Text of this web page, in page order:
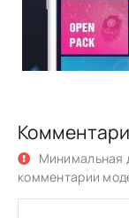
Минимальная
комментарии